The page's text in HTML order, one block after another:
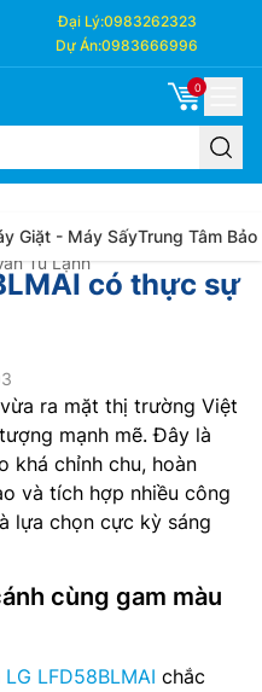
Đại Lý:0983262323
Dự Án:0983666996
0
Giặt - Máy SấyTrung Tâm Bảo
Tủ Lạnh
có thực sự
ra mặt thị trường Việt
mạnh mẽ. Đây là
khá chỉnh chu, hoàn
và tích hợp nhiều công
lựa chọn cực kỳ sáng
cùng gam màu
LFD58BLMAI chắc